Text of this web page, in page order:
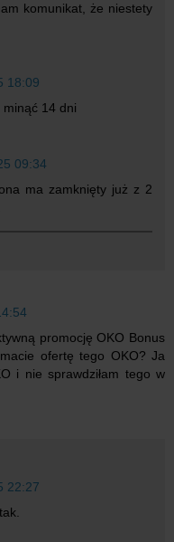
komunikat, że niestety
18:09
14 dni
09:34
ma zamknięty już z 2
promocję OKO Bonus
ofertę tego OKO? Ja
i nie sprawdziłam tego w
22:27